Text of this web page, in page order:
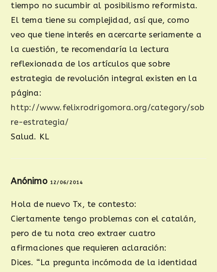
tiempo no sucumbir al posibilismo reformista.
El tema tiene su complejidad, así que, como
veo que tiene interés en acercarte seriamente a
la cuestión, te recomendaría la lectura
reflexionada de los artículos que sobre
estrategia de revolución integral existen en la
página:
http://www.felixrodrigomora.org/category/sob
re-estrategia/
Salud. KL
Anónimo 12/06/2014
Hola de nuevo Tx, te contesto:
Ciertamente tengo problemas con el catalán,
pero de tu nota creo extraer cuatro
afirmaciones que requieren aclaración:
Dices. “La pregunta incómoda de la identidad